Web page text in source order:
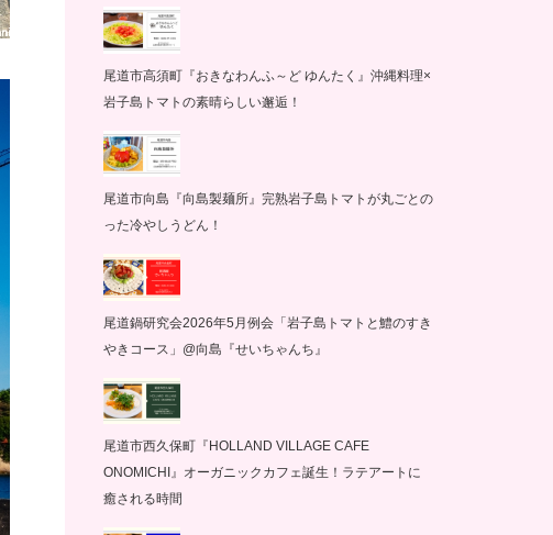
尾道市高須町『おきなわんふ～ど ゆんたく』沖縄料理×
岩子島トマトの素晴らしい邂逅！
尾道市向島『向島製麺所』完熟岩子島トマトが丸ごとの
った冷やしうどん！
尾道鍋研究会2026年5月例会「岩子島トマトと鱧のすき
やきコース」@向島『せいちゃんち』
尾道市西久保町『HOLLAND VILLAGE CAFE
ONOMICHI』オーガニックカフェ誕生！ラテアートに
癒される時間